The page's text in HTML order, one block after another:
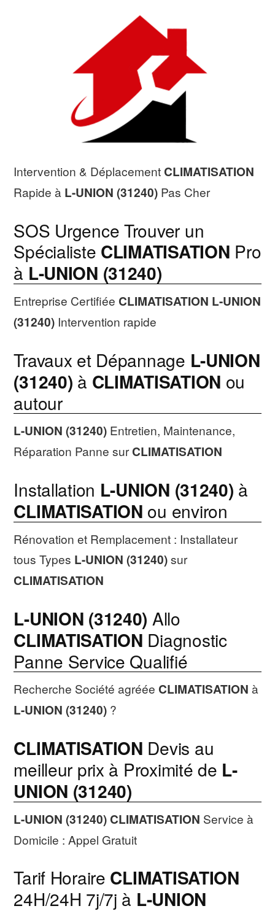
Intervention & Déplacement CLIMATISATION
Rapide à L-UNION (31240) Pas Cher
SOS Urgence Trouver un
Spécialiste CLIMATISATION Pro
à L-UNION (31240)
Entreprise Certifiée CLIMATISATION L-UNION
(31240) Intervention rapide
Travaux et Dépannage L-UNION
(31240) à CLIMATISATION ou
autour
L-UNION (31240) Entretien, Maintenance,
Réparation Panne surCLIMATISATION
Installation L-UNION (31240) à
CLIMATISATION ou environ
Rénovation et Remplacement : Installateur
tous Types L-UNION (31240)sur
CLIMATISATION
L-UNION (31240) Allo
CLIMATISATION Diagnostic
Panne Service Qualifié
Recherche Société agréée CLIMATISATION à
L-UNION (31240) ?
CLIMATISATION Devis au
meilleur prix à Proximité de L-
UNION (31240)
L-UNION (31240) CLIMATISATION Service à
Domicile : Appel Gratuit
Tarif Horaire CLIMATISATION
24H/24H 7j/7j à L-UNION